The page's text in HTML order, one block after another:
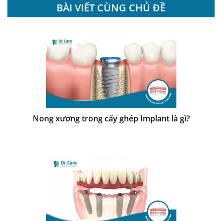
BÀI VIẾT CÙNG CHỦ ĐỀ
Nong xương trong cấy ghép Implant là gì?